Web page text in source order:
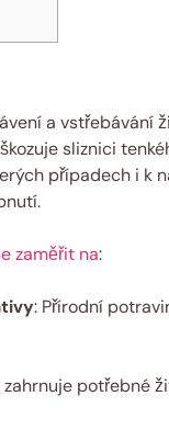
a vstřebávání
sliznici
případech i k
zaměřit na:
: Přírodní
potřebné